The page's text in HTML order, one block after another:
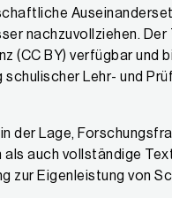
nachzuvollziehen.
(CC BY) verfügbar und
Lehr- und
der Lage,
als auch vollständige
zur Eigenleistung von